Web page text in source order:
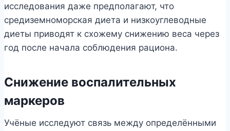
исследования даже предполагают, что
средиземноморская диета и низкоуглеводные
диеты приводят к схожему снижению веса через
год после начала соблюдения рациона.
Снижение воспалительных
маркеров
Учёные исследуют связь между определёнными